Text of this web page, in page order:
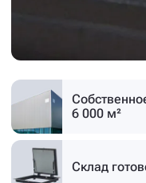
6 000 м²
Склад